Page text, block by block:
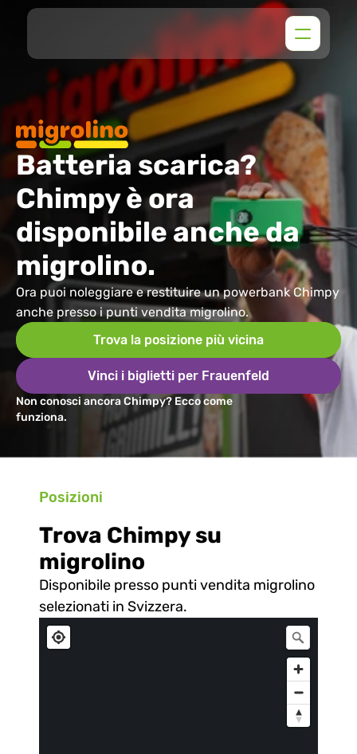
Batteria scarica?
Chimpy è ora
disponibile anche da
migrolino.
Ora puoi noleggiare e restituire un powerbank Chimpy
anche presso i punti vendita migrolino.
Trova la posizione più vicina
Vinci i biglietti per Frauenfeld
Non conosci ancora Chimpy? Ecco come
funziona.
Posizioni
Trova Chimpy su
migrolino
Disponibile presso punti vendita migrolino
selezionati in Svizzera.